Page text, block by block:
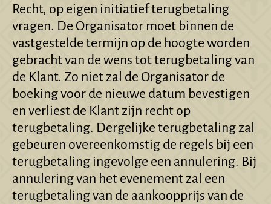
Recht, op eigen initiatief terugbetaling
vragen. De Organisator moet binnen de
vastgestelde termijn op de hoogte worden
gebracht van de wens tot terugbetaling van
de Klant. Zo niet zal de Organisator de
boeking voor de nieuwe datum bevestigen
en verliest de Klant zijn recht op
terugbetaling. Dergelijke terugbetaling zal
gebeuren overeenkomstig de regels bij een
terugbetaling ingevolge een annulering. Bij
annulering van het evenement zal een
terugbetaling van de aankoopprijs van de